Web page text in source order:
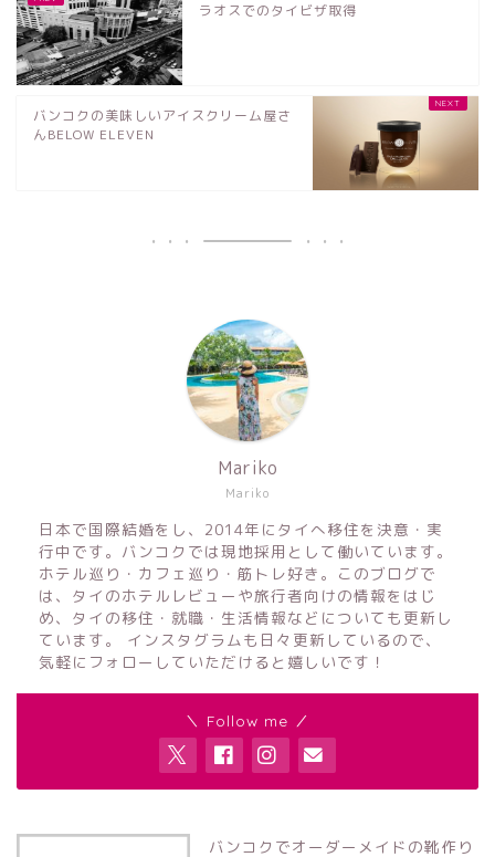
ラオスでのタイビザ取得
バンコクの美味しいアイスクリーム屋さ
んBELOW ELEVEN
Mariko
Mariko
日本で国際結婚をし、2014年にタイへ移住を決意・実
行中です。バンコクでは現地採用として働いています。
ホテル巡り・カフェ巡り・筋トレ好き。このブログで
は、タイのホテルレビューや旅行者向けの情報をはじ
め、タイの移住・就職・生活情報などについても更新し
ています。 インスタグラムも日々更新しているので、
気軽にフォローしていただけると嬉しいです！
＼ Follow me ／
バンコクでオーダーメイドの靴作り